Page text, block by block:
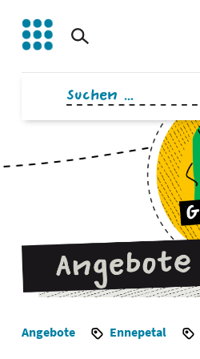
Inhalt
springen
Suchen
nach:
Angebote Ennepetal